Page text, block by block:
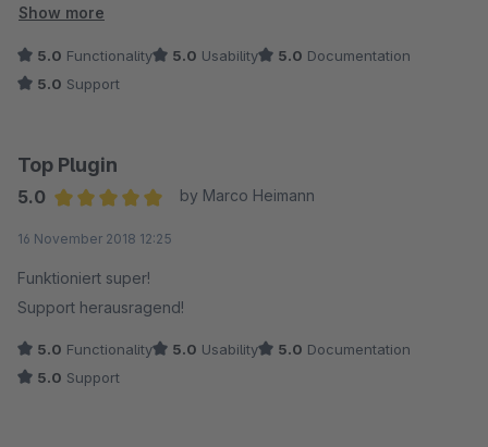
Detailansicht oder die Rückansicht von Bekleidung als 2. Foto
des Artikels bekommen und nicht auf die Detailseite müssen.
Show more
5.0 Functionality 5.0 Usability 5.0 Documentation
5.0 Support
Top Plugin
5.0
by Marco Heimann
16 November 2018 12:25
Funktioniert super!
Support herausragend!
5.0 Functionality 5.0 Usability 5.0 Documentation
5.0 Support